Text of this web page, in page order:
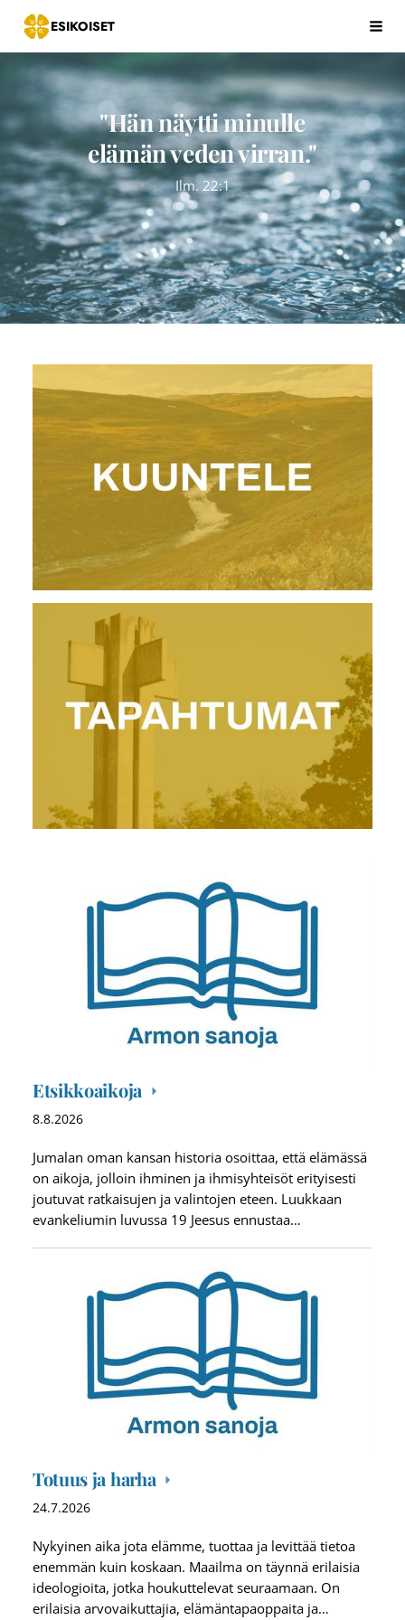
Siirry
sivun
sisältöön
ESIKOISET
"Hän näytti minulle
elämän veden virran."
Ilm. 22:1
Etsikkoaikoja
8.8.2026
Jumalan oman kansan historia osoittaa, että elämässä
on aikoja, jolloin ihminen ja ihmisyhteisöt erityisesti
joutuvat ratkaisujen ja valintojen eteen. Luukkaan
evankeliumin luvussa 19 Jeesus ennustaa…
Totuus ja harha
24.7.2026
Nykyinen aika jota elämme, tuottaa ja levittää tietoa
enemmän kuin koskaan. Maailma on täynnä erilaisia
ideologioita, jotka houkuttelevat seuraamaan. On
erilaisia arvovaikuttajia, elämäntapaoppaita ja…